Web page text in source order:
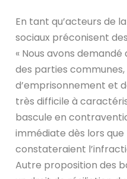
En tant qu’acteurs de
sociaux préconisent
« Nous avons
des parties communes,
d’emprisonnement et
très difficile à
bascule en
immédiate dès lors que
constateraient
Autre proposition des